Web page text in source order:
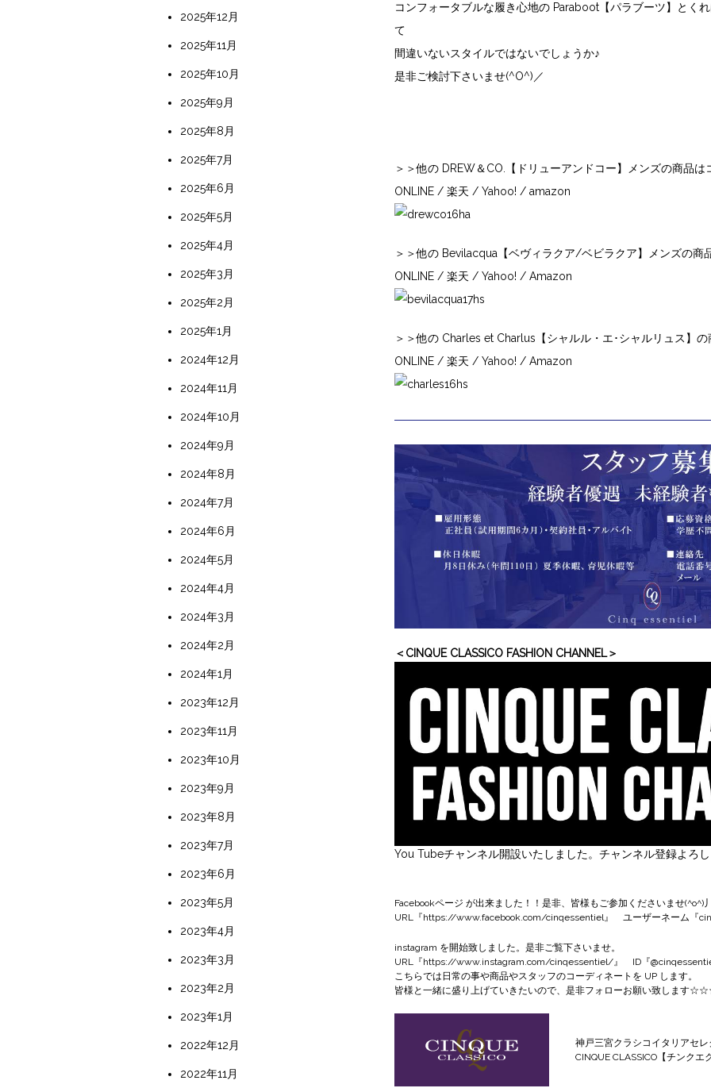
コンフォータブルな履き心地の Paraboot【パラブーツ】
とく
て
間違いないスタイルではないでしょうか♪
是非ご検討下さいませ(^O^)／
＞＞他の DREW＆CO.【ドリューアンドコー】メンズの商品は
ONLINE / 楽天 / Yahoo! / amazon
＞＞他の Bevilacqua【ベヴィラクア/ベビラクア】メンズの商
ONLINE / 楽天 / Yahoo! / Amazon
＞＞他の Charles et Charlus【シャルル・エ･シャルリュス】の
ONLINE / 楽天 / Yahoo! / Amazon
＜CINQUE CLASSICO FASHION CHANNEL＞
You Tubeチャンネル開設いたしました。チャンネル登録よろし
Facebookページ が出来ました！！是非、皆様もご参加くださいませ(^o^)丿
URL『https://www.facebook.com/cinqessentiel』 ユーザーネーム『
instagram を開始致しました。是非ご覧下さいませ。
URL『https://www.instagram.com/cinqessentiel/』 ID『
こちらでは日常の事や商品やスタッフのコーディネートを UP します。
皆様と一緒に盛り上げていきたいので、是非フォローお願い致します
神戸三宮クラシコイタリアセ
CINQUE CLASSICO【チンクエ
2025年12月
2025年11月
2025年10月
2025年9月
2025年8月
2025年7月
2025年6月
2025年5月
2025年4月
2025年3月
2025年2月
2025年1月
2024年12月
2024年11月
2024年10月
2024年9月
2024年8月
2024年7月
2024年6月
2024年5月
2024年4月
2024年3月
2024年2月
2024年1月
2023年12月
2023年11月
2023年10月
2023年9月
2023年8月
2023年7月
2023年6月
2023年5月
2023年4月
2023年3月
2023年2月
2023年1月
2022年12月
2022年11月